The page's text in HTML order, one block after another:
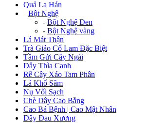
Quả La Hán
Bột Nghệ
- Bột Nghệ Đen
- Bột Nghệ vàng
Lá Mát Thận
Trà Giảo Cổ Lam Đặc Biệt
Tầm Gửi Cây Ngái
Dây Thìa Canh
Rễ Cây Xáo Tam Phân
Lá Khổ Sâm
Nụ Vối Sạch
Chè Dây Cao Bằng
Cao Bá Bệnh | Cao Mật Nhân
Dây Đau Xương